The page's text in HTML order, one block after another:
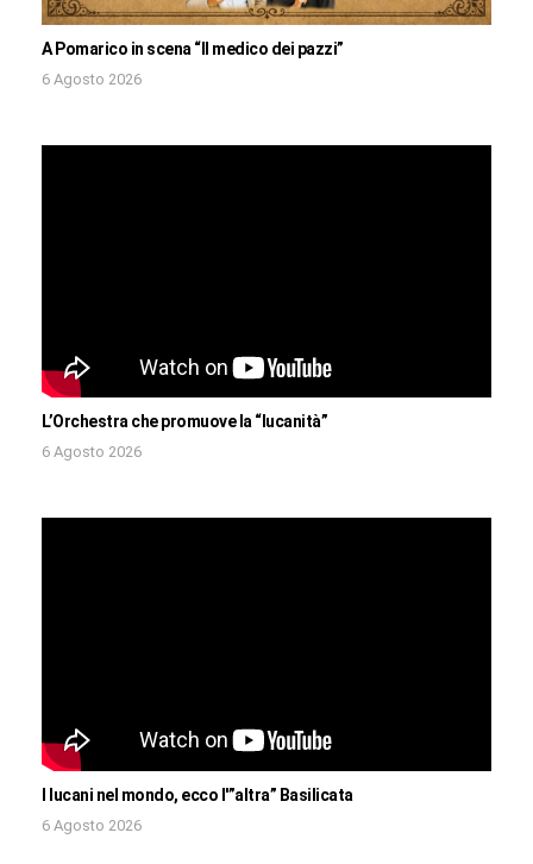
A Pomarico in scena “Il medico dei pazzi”
6 Agosto 2026
L’Orchestra che promuove la “lucanità”
6 Agosto 2026
I lucani nel mondo, ecco l'”altra” Basilicata
6 Agosto 2026